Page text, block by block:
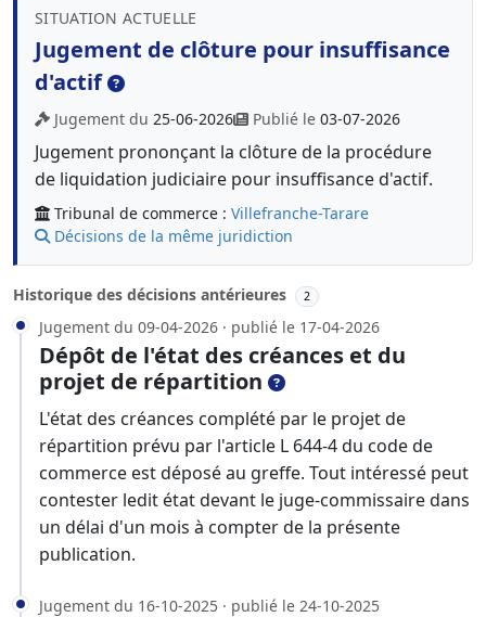
SITUATION ACTUELLE
Jugement de clôture pour insuffisance
d'actif
Jugement du 25-06-2026 Publié le 03-07-2026
Jugement prononçant la clôture de la procédure
de liquidation judiciaire pour insuffisance d'actif.
Tribunal de commerce : Villefranche-Tarare
Décisions de la même juridiction
Historique des décisions antérieures 2
Jugement du 09-04-2026 · publié le 17-04-2026
Dépôt de l'état des créances et du
projet de répartition
L'état des créances complété par le projet de
répartition prévu par l'article L 644-4 du code de
commerce est déposé au greffe. Tout intéressé peut
contester ledit état devant le juge-commissaire dans
un délai d'un mois à compter de la présente
publication.
Jugement du 16-10-2025 · publié le 24-10-2025